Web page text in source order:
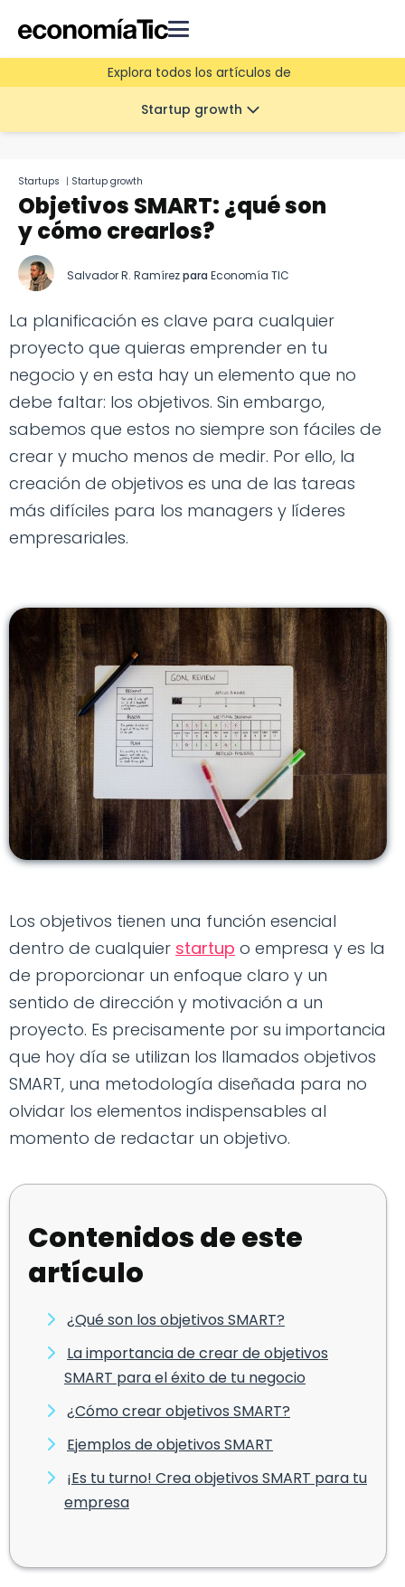
Explora todos los artículos de
Startup growth
Startups | Startup growth
Objetivos SMART: ¿qué son
y cómo crearlos?
Salvador R. Ramírezpara Economía TIC
La planificación es clave para cualquier
proyecto que quieras emprender en tu
negocio y en esta hay un elemento que no
debe faltar: los objetivos. Sin embargo,
sabemos que estos no siempre son fáciles de
crear y mucho menos de medir. Por ello, la
creación de objetivos es una de las tareas
más difíciles para los managers y líderes
empresariales.
Los objetivos tienen una función esencial
dentro de cualquier startup o empresa y es la
de proporcionar un enfoque claro y un
sentido de dirección y motivación a un
proyecto. Es precisamente por su importancia
que hoy día se utilizan los llamados objetivos
SMART, una metodología diseñada para no
olvidar los elementos indispensables al
momento de redactar un objetivo.
Contenidos de este
artículo
¿Qué son los objetivos SMART?
La importancia de crear de objetivos
SMART para el éxito de tu negocio
¿Cómo crear objetivos SMART?
Ejemplos de objetivos SMART
¡Es tu turno! Crea objetivos SMART para tu
empresa